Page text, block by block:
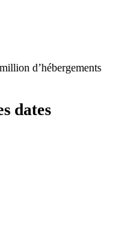
d’hébergements
dates